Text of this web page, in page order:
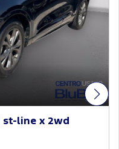
st-line x 2wd